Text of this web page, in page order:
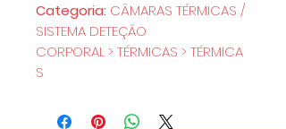
Categoria: CÂMARAS TÉRMICAS /
SISTEMA DETEÇÃO
CORPORAL > TÉRMICAS > TÉRMICA
S